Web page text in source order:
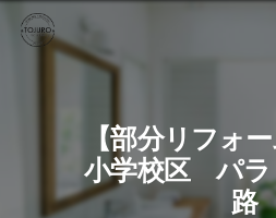
【部分リフォ
小学校区 パラ
路